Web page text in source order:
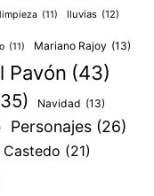
limpieza (11) lluvias (12)
(11) Mariano Rajoy (13)
Pavón (43)
Navidad (13)
Personajes (26)
Castedo (21)